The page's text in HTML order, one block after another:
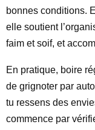
bonnes conditions.
elle soutient
faim et soif, et
En pratique, boire
de grignoter par
tu ressens des
commence par